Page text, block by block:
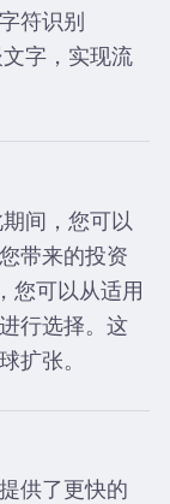
符识别
字，实现流
间，您可以
带来的投资
您可以从适用
行选择。这
扩张。
供了更快的